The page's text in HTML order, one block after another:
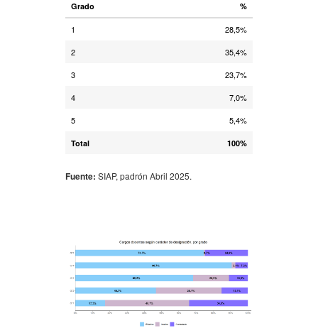
Grado %
1
28,5%
2
35,4%
3
23,7%
4
7,0%
5
5,4%
Total 100%
Fuente: SIAP, padrón Abril 2025.